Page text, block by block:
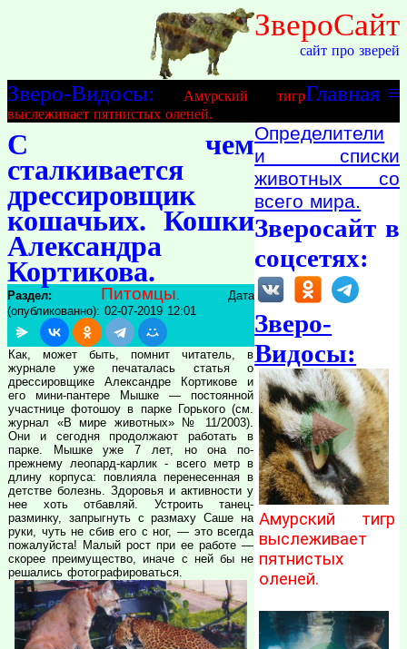
ЗвероСайт
сайт про зверей
≡
Главная
Зверо-Видосы:
Амурский тигр
выслеживает пятнистых оленей.
С чем
сталкивается
дрессировщик
кошачьих. Кошки
Александра
Кортикова.
Раздел: Питомцы. Дата
(опубликованно): 02-07-2019 12:01
Как, может быть, помнит читатель, в
журнале уже печаталась статья о
дрессировщике Александре Кортикове и
его мини-пантере Мышке — постоянной
участнице фотошоу в парке Горького (см.
журнал «В мире животных» № 11/2003).
Они и сегодня продолжают работать в
парке. Мышке уже 7 лет, но она по-
прежнему леопард-карлик - всего метр в
длину корпуса: повлияла перенесенная в
детстве болезнь. Здоровья и активности у
нее хоть отбавляй. Устроить танец-
разминку, запрыгнуть с размаху Саше на
руки, чуть не сбив его с ног, — это всегда
пожалуйста! Малый рост при ее работе —
скорее преимущество, иначе с ней бы не
решались фотографироваться.
Определители
и списки
животных со
всего мира.
Зверосайт в
соцсетях:
Зверо-
Видосы:
Амурский тигр
выслеживает
пятнистых
оленей.